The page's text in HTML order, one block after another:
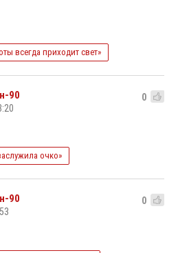
всегда приходит свет»
90 0
очко»
90 0